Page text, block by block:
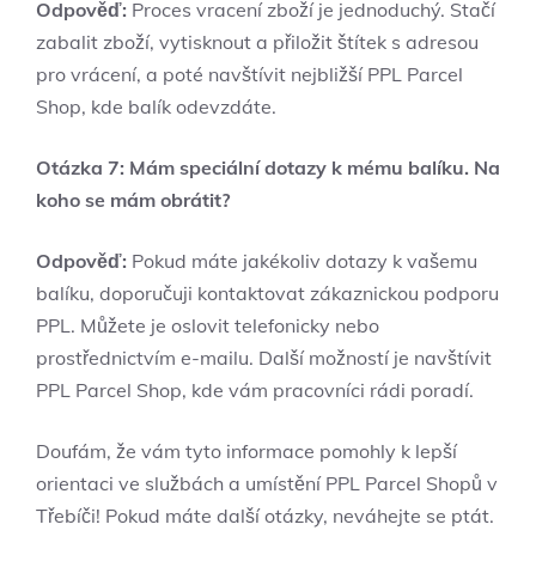
Odpověď: Proces vracení zboží je jednoduchý. Stačí
zabalit zboží, vytisknout a přiložit štítek s adresou
pro vrácení, a poté navštívit nejbližší PPL Parcel
Shop, kde balík odevzdáte.
Otázka 7: Mám speciální dotazy k mému balíku. Na
koho se mám obrátit?
Odpověď: Pokud máte jakékoliv dotazy k vašemu
balíku, doporučuji kontaktovat zákaznickou podporu
PPL. Můžete je oslovit telefonicky nebo
prostřednictvím e-mailu. Další možností je navštívit
PPL Parcel Shop, kde vám pracovníci rádi poradí.
Doufám, že vám tyto informace pomohly k lepší
orientaci ve službách a umístění PPL Parcel Shopů v
Třebíči! Pokud máte další otázky, neváhejte se ptát.